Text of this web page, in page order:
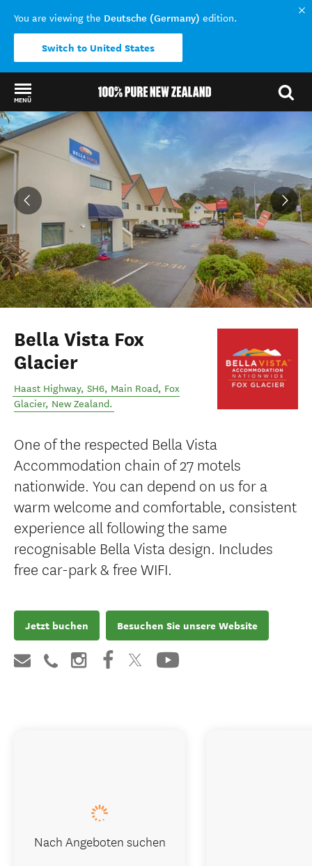
You are viewing the Deutsche (Germany) edition.
Switch to United States
MENÜ
Back to my results
Bella Vista Fox
Glacier
Haast Highway, SH6, Main Road, Fox
Glacier, New Zealand.
One of the respected Bella Vista
Accommodation chain of 27 motels
nationwide. You can depend on us for a
warm welcome and comfortable, consistent
experience all following the same
recognisable Bella Vista design. Includes
free car-park & free WIFI.
Jetzt buchen Besuchen Sie unsere Website
Nach Angeboten suchen